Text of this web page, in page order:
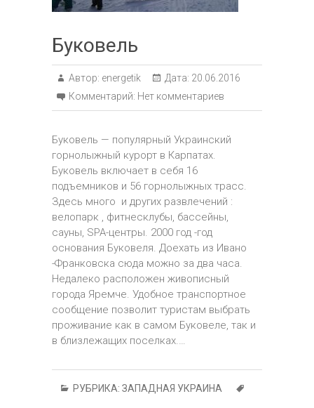
Буковель
Автор: energetik Дата: 20.06.2016
Комментарий: Нет комментариев
Буковель — популярный Украинский
горнолыжный курорт в Карпатах.
Буковель включает в себя 16
подъемников и 56 горнолыжных трасс.
Здесь много и других развлечений :
велопарк , фитнесклубы, бассейны,
сауны, SPA-центры. 2000 год -год
основания Буковеля. Доехать из Ивано
-Франковска сюда можно за два часа.
Недалеко расположен живописный
города Яремче. Удобное транспортное
сообщение позволит туристам выбрать
проживание как в самом Буковеле, так и
в близлежащих поселках.…
РУБРИКА: ЗАПАДНАЯ УКРАИНА